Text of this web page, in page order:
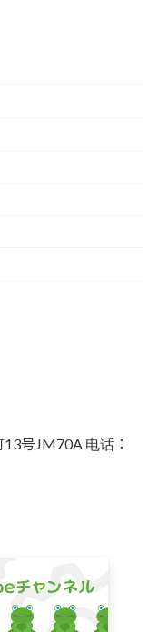
号JM70A 电话：